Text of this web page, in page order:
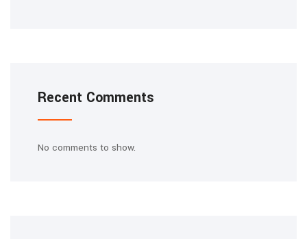
Recent Comments
No comments to show.